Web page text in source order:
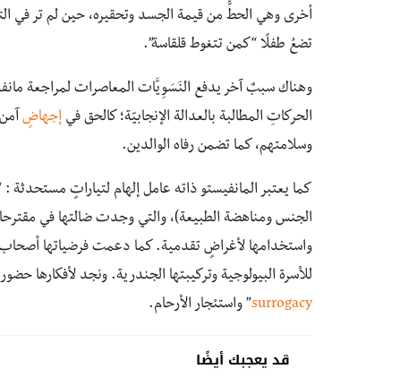
أخرى وهي الحطُّ من قيمة الجسد وتحقيره، حين لم تر في
تضعُ طفلًا “كمن تتغوط قلقاسة”.
وهناك سببٌ آخر يدفع النَسَوِيَّات المعاصرات لمراجعة
الحركاتِ المطالبة بالعدالة الإنجابيّة؛ كالحق في إجهاضٍ
وسلامتهم، كما تضمن رفاه الوالدين.
كما يعتبر المانفيستو ذاته عامل إلهام لتياراتٍ مستحدثة :
الجنس ومناهضة الطبيعة)، والتي وجدت ضالتها في
للأسرة البيولوجية وتركيبتها الجندرية. ونجد لأفكارها
surrogacy” واستئجار الأرحام.
قد يعجبك أيضًا